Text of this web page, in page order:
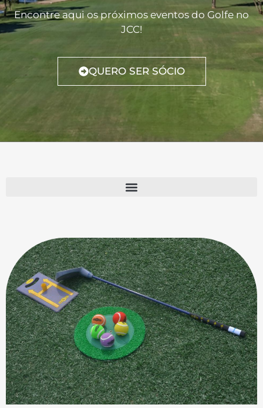
Encontre aqui os próximos eventos do Golfe no
JCC!
QUERO SER SÓCIO